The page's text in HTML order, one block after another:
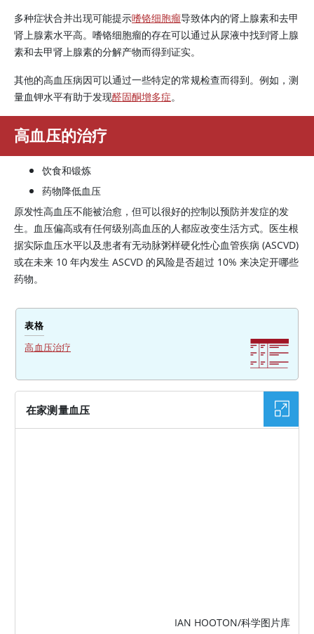
多种症状合并出现可能提示嗜铬细胞瘤导致体内的肾上腺素和去甲
肾上腺素水平高。嗜铬细胞瘤的存在可以通过从尿液中找到肾上腺
素和去甲肾上腺素的分解产物而得到证实。
其他的高血压病因可以通过一些特定的常规检查而得到。例如，测
量血钾水平有助于发现醛固酮增多症。
高血压的治疗
饮食和锻炼
药物降低血压
原发性高血压不能被治愈，但可以很好的控制以预防并发症的发
生。血压偏高或有任何级别高血压的人都应改变生活方式。医生根
据实际血压水平以及患者有无动脉粥样硬化性心血管疾病 (ASCVD)
或在未来 10 年内发生 ASCVD 的风险是否超过 10% 来决定开哪些
药物。
表格
高血压治疗
在家测量血压
IAN HOOTON/科学图片库